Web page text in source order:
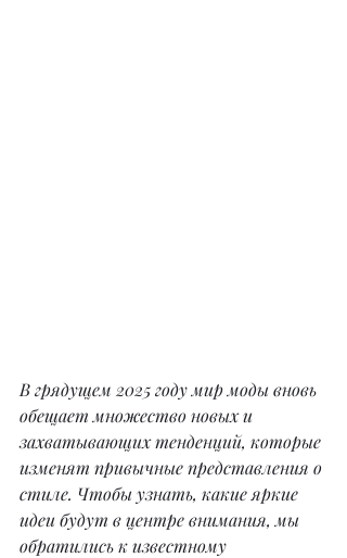
В грядущем 2025 году мир моды вновь
обещает множество новых и
захватывающих тенденций, которые
изменят привычные представления о
стиле. Чтобы узнать, какие яркие
идеи будут в центре внимания, мы
обратились к известному